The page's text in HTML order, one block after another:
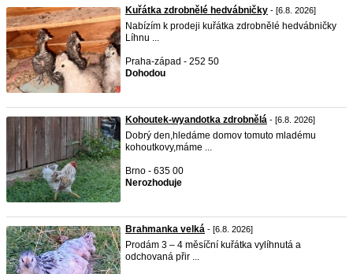
Kuřátka zdrobnělé hedvábničky - [6.8. 2026]
Nabízím k prodeji kuřátka zdrobnělé hedvábničky
Líhnu ...
Praha-západ - 252 50
Dohodou
Kohoutek-wyandotka zdrobnělá - [6.8. 2026]
Dobrý den,hledáme domov tomuto mladému
kohoutkovy,máme ...
Brno - 635 00
Nerozhoduje
Brahmanka velká - [6.8. 2026]
Prodám 3 – 4 měsíční kuřátka vylíhnutá a
odchovaná přir ...